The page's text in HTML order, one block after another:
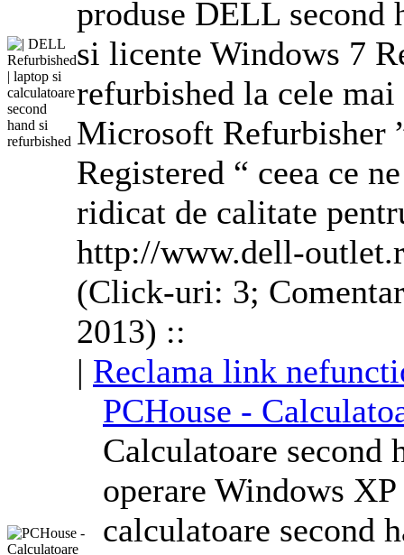
produse DELL second
si licente Windows 7
refurbished la cele
Microsoft Refurbisher
Registered “ ceea ce
ridicat de calitate
http://www.dell-
(Click-uri: 3;
2013) ::
| Reclama link
PCHouse -
Calculatoare second
operare Windows
calculatoare second